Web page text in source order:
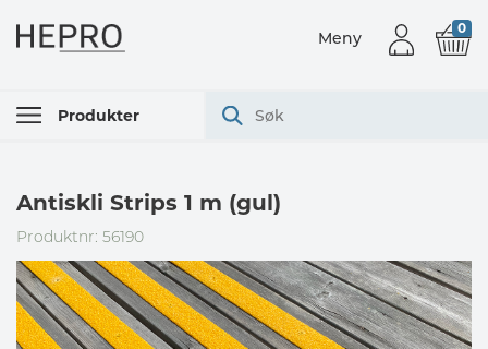
Produkter
Meny
0
Antiskli Strips 1 m (gul)
Produktnr: 56190